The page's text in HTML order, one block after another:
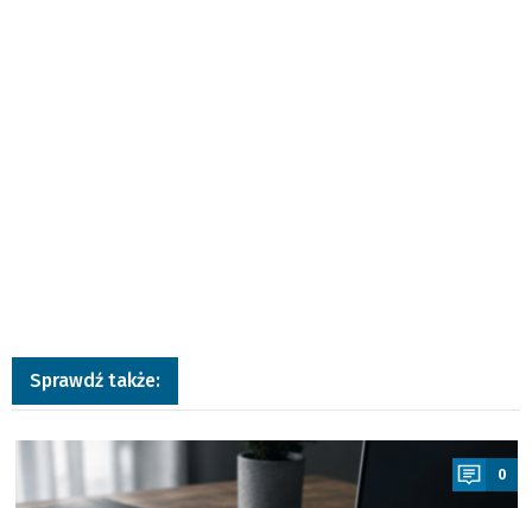
Sprawdź także:
a
0